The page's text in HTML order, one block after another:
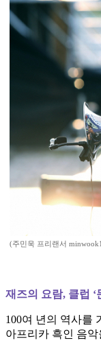
(주민욱 프리랜서
재즈의 요람, 클럽 ‘
100여 년의 역사를
아프리카 흑인 음